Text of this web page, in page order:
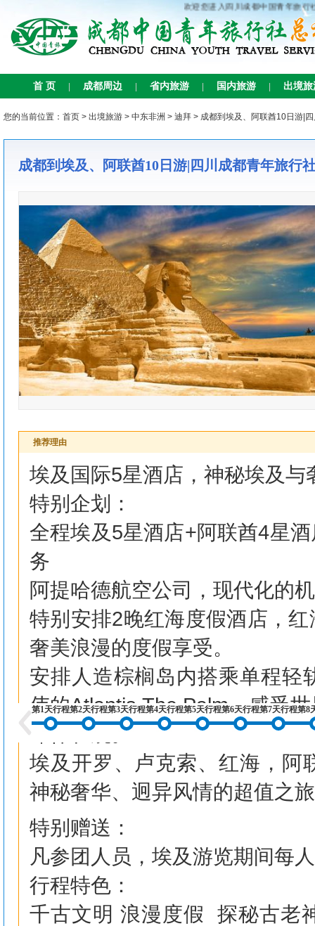
欢迎您进入四川成都中国青年旅行社总
首 页 成都周边 省内旅游 国内旅游 出境旅
您的当前位置： 首页 > 出境旅游 > 中东非洲 > 迪拜 > 成都到埃及、阿联酋10日游|
成都到埃及、阿联酋10日游|四川成都青年旅行
推荐理由
埃及国际5星酒店，神秘埃及与
特别企划：
全程埃及5星酒店+阿联酋4星
务
阿提哈德航空公司，现代化的
特别安排2晚红海度假酒店，
奢美浪漫的度假享受。
安排人造棕榈岛内搭乘单程轻
伟的Atlantis The Palm，感受
雄伟壮观。
埃及开罗、卢克索、红海，阿
神秘奢华、迥异风情的超值之
特别赠送：
凡参团人员，埃及游览期间每
行程特色：
千古文明 浪漫度假 探秘古老
第1天行程第2天行程第3天行程第4天行程第5天行程第6天行程第7天行程第8